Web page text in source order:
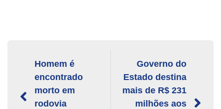
Homem é
encontrado
morto em
rodovia
Governo do
Estado destina
mais de R$ 231
milhões aos